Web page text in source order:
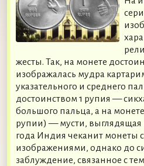
жесты. Так, на монете
изображалась мудра
указательного и среднего
достоинством 1 рупия —
большого пальца, а на
рупии) — мусти, выглядящая
года Индия чеканит монеты
изображениями, однако до
заблуждение, связанное с